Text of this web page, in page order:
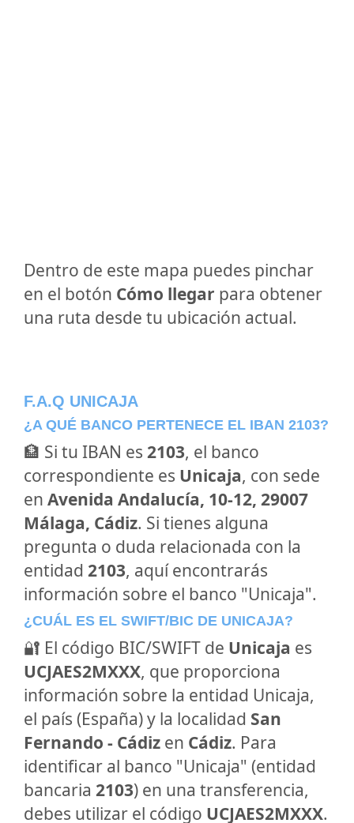
Dentro de este mapa puedes pinchar
en el botón Cómo llegar para obtener
una ruta desde tu ubicación actual.
F.A.Q UNICAJA
¿A QUÉ BANCO PERTENECE EL IBAN 2103?
🏦 Si tu IBAN es 2103, el banco
correspondiente es Unicaja, con sede
en Avenida Andalucía, 10-12, 29007
Málaga, Cádiz. Si tienes alguna
pregunta o duda relacionada con la
entidad 2103, aquí encontrarás
información sobre el banco "Unicaja".
¿CUÁL ES EL SWIFT/BIC DE UNICAJA?
🔐 El código BIC/SWIFT de Unicaja es
UCJAES2MXXX, que proporciona
información sobre la entidad Unicaja,
el país (España) y la localidad San
Fernando - Cádiz en Cádiz. Para
identificar al banco "Unicaja" (entidad
bancaria 2103) en una transferencia,
debes utilizar el código UCJAES2MXXX.